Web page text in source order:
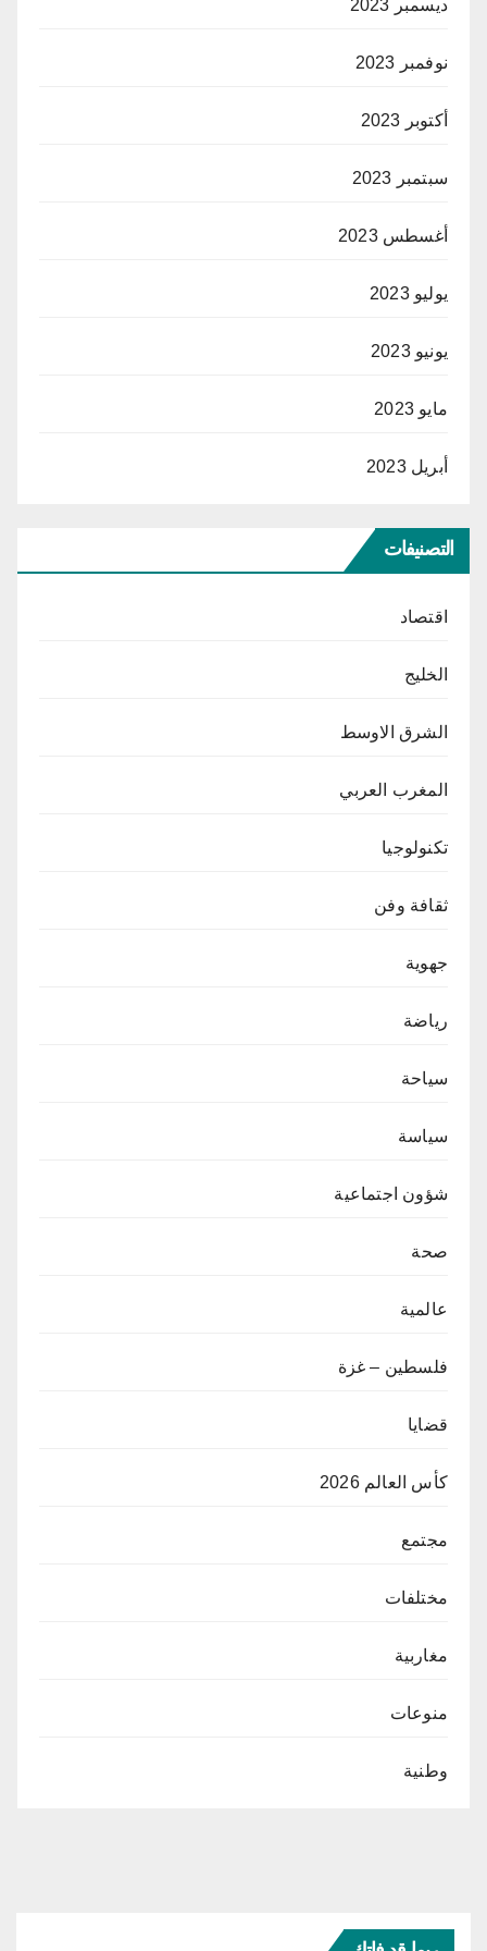
ديسمبر 2023
نوفمبر 2023
أكتوبر 2023
سبتمبر 2023
أغسطس 2023
يوليو 2023
يونيو 2023
مايو 2023
أبريل 2023
التصنيفات
اقتصاد
الخليج
الشرق الاوسط
المغرب العربي
تكنولوجيا
ثقافة وفن
جهوية
رياضة
سياحة
سياسة
شؤون اجتماعية
صحة
عالمية
فلسطين – غزة
قضايا
كأس العالم 2026
مجتمع
مختلفات
مغاربية
منوعات
وطنية